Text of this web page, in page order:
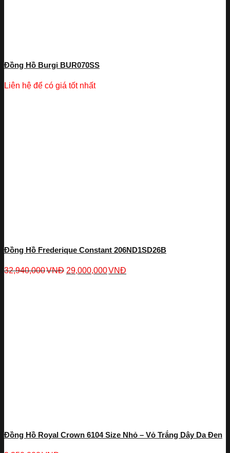
Đồng Hồ Burgi BUR070SS
Liên hệ để có giá tốt nhất
Đồng Hồ Frederique Constant 206ND1SD26B
32,940,000VNĐ 29,000,000VNĐ
Đồng Hồ Royal Crown 6104 Size Nhỏ – Vỏ Trắng Dây Da Đen